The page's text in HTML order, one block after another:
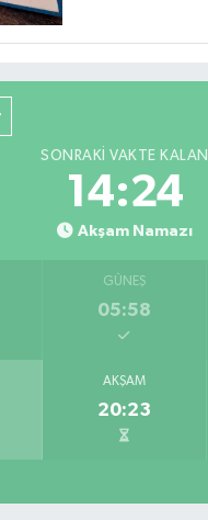
SONRAKI VAKTE KALAN
14:23
Akşam Namazı
GÜNEŞ
05:58
AKŞAM
20:23